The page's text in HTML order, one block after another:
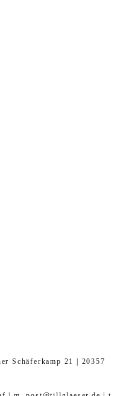
Schäferkamp 21 | 20357